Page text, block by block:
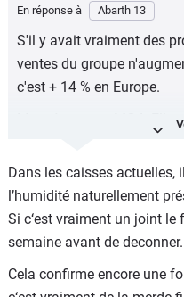
En réponse à Abarth 13
S'il y avait vraiment des
ventes du groupe
c'est + 14 % en Europe.
Ma mère a une MG4. Elle
joint. Ils n'ont pas voulu
complet. La pièce a été
Dans les caisses actuelles,
l’humidité naturellement
Si c‘est vraiment un joint le
semaine avant de deconner.
Cela confirme encore une